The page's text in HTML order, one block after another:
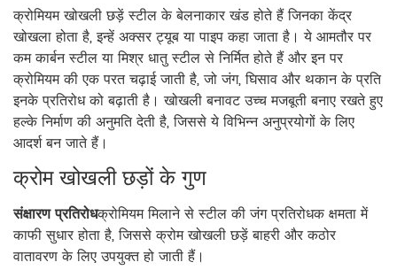
क्रोमियम खोखली छड़ें स्टील के बेलनाकार खंड होते हैं जिनका केंद्र
खोखला होता है, इन्हें अक्सर ट्यूब या पाइप कहा जाता है। ये आमतौर पर
कम कार्बन स्टील या मिश्र धातु स्टील से निर्मित होते हैं और इन पर
क्रोमियम की एक परत चढ़ाई जाती है, जो जंग, घिसाव और थकान के प्रति
इनके प्रतिरोध को बढ़ाती है। खोखली बनावट उच्च मजबूती बनाए रखते हुए
हल्के निर्माण की अनुमति देती है, जिससे ये विभिन्न अनुप्रयोगों के लिए
आदर्श बन जाते हैं।
क्रोम खोखली छड़ों के गुण
संक्षारण प्रतिरोधक्रोमियम मिलाने से स्टील की जंग प्रतिरोधक क्षमता में
काफी सुधार होता है, जिससे क्रोम खोखली छड़ें बाहरी और कठोर
वातावरण के लिए उपयुक्त हो जाती हैं।